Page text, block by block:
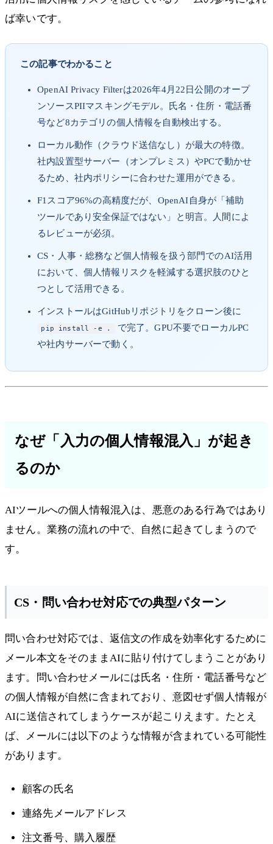
ば幸いです。
この記事でわかること
OpenAI Privacy Filterは2026年4月22日公開のオープ
ンソースPIIマスキングモデル。氏名・住所・電話番
号など8カテゴリの個人情報を自動検出する。
ローカル動作（クラウド送信なし）が最大の特徴。
社内設置型サーバー（オンプレミス）やPCで動かせ
るため、社内ポリシーに合わせた運用ができる。
F1スコア96%の高精度だが、OpenAI自身が「補助
ツールであり安全保証ではない」と明言。人間によ
るレビューが必須。
CS・人事・総務など個人情報を扱う部門でのAI活用
において、個人情報リスクを軽減する選択肢のひと
つとして活用できる。
インストールはGitHubリポジトリをクローン後に
pip install -e .
で完了。GPU不要でローカルPC
や社内サーバーで動く。
なぜ「入力の個人情報混入」が起き
るのか
AIツールへの個人情報混入は、悪意のある行為ではあり
ません。業務の流れの中で、自然に起きてしまうので
す。
CS・問い合わせ対応での典型パターン
問い合わせ対応では、返信文の作成を効率化するために
メール本文をそのままAIに貼り付けてしまうことがあり
ます。問い合わせメールには氏名・住所・電話番号など
の個人情報が自然に含まれており、意図せず個人情報が
AIに送信されてしまうケースが起こりえます。たとえ
ば、メールには以下のような情報が含まれている可能性
があります。
顧客の氏名
連絡先メールアドレス
注文番号、購入履歴